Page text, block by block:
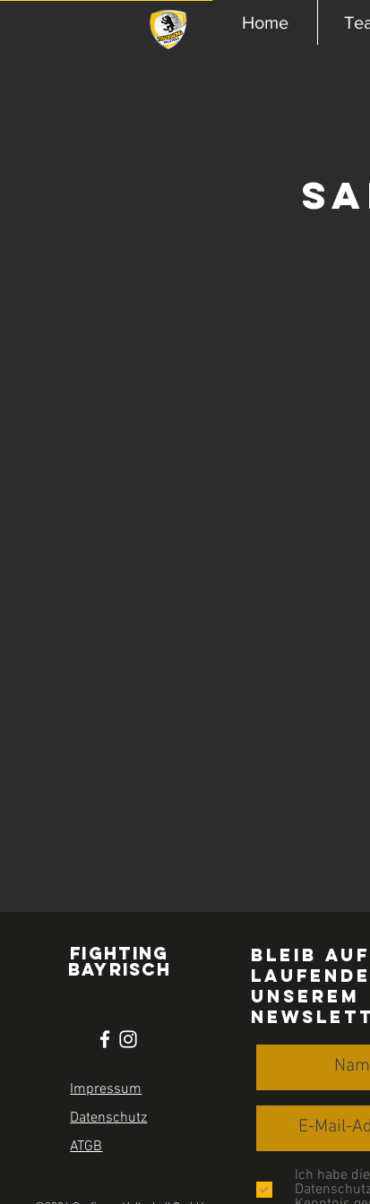
Home
FIGHTING
BAYRISCH
Impressum
Datenschutz
ATGB
Bleib auf
UNSEREM
Ich habe die